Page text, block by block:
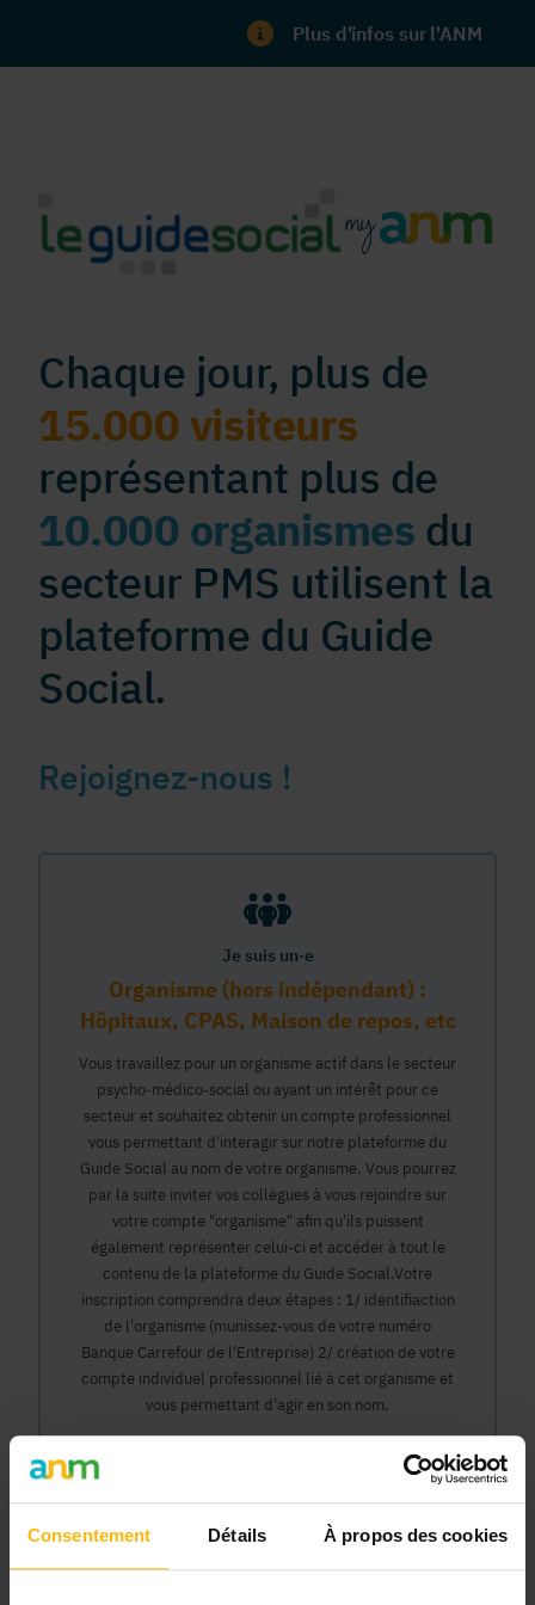
Consentement Détails À propos des cookies
Plus d'infos sur l'ANM
Chaque jour, plus de
15.000 visiteurs
représentant plus de
10.000 organismes du
secteur PMS utilisent la
plateforme du Guide
Social.
Rejoignez-nous !
Je suis un·e
Organisme (hors indépendant) :
Hôpitaux, CPAS, Maison de repos, etc
Vous travaillez pour un organisme actif dans le secteur
psycho-médico-social ou ayant un intérêt pour ce
secteur et souhaitez obtenir un compte professionnel
vous permettant d'interagir sur notre plateforme du
Guide Social au nom de votre organisme. Vous pourrez
par la suite inviter vos collègues à vous rejoindre sur
votre compte "organisme" afin qu'ils puissent
également représenter celui-ci et accéder à tout le
contenu de la plateforme du Guide Social.Votre
inscription comprendra deux étapes : 1/ identifiaction
de l'organisme (munissez-vous de votre numéro
Banque Carrefour de l'Entreprise) 2/ création de votre
compte individuel professionnel lié à cet organisme et
vous permettant d'agir en son nom.